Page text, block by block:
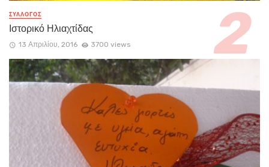
ΣΥΛΛΟΓΟΣ
Ιστορικό Ηλιαχτίδας
13 Απριλίου, 2016 3700 views